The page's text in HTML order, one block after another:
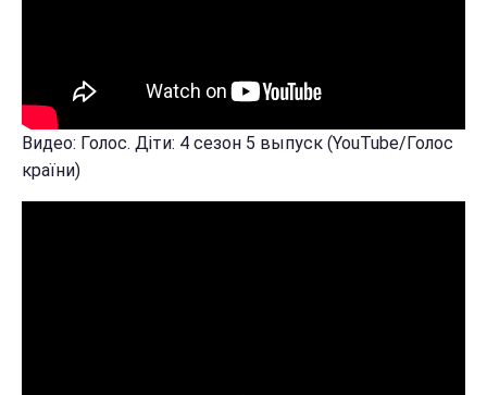
Видео: Голос. Діти: 4 сезон 5 выпуск (YouTube/Голос
країни)